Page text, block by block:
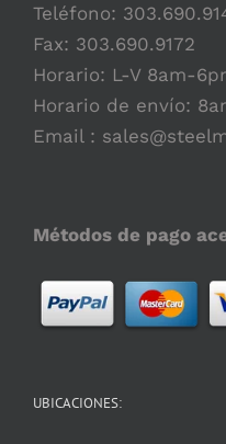
Teléfono:
Fax: 303.690.9172
Horario: L-V 8am-
Horario de envío:
Email :
Métodos de pago
UBICACIONES: